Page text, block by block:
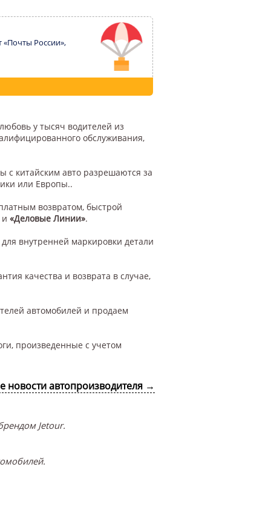
«Почты России»,
у тысяч водителей из
обслуживания,
с китайским авто разрешаются за
или Европы..
возвратом, быстрой
и «Деловые Линии».
внутренней маркировки детали
качества и возврата в случае,
автомобилей и продаем
произведенные с учетом
новости автопроизводителя →
Jetour.